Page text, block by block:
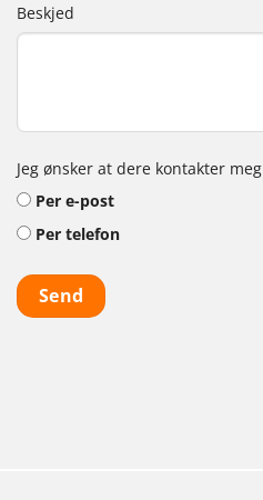
Beskjed
Jeg ønsker at dere kontakter meg
Per e-post
Per telefon
Send